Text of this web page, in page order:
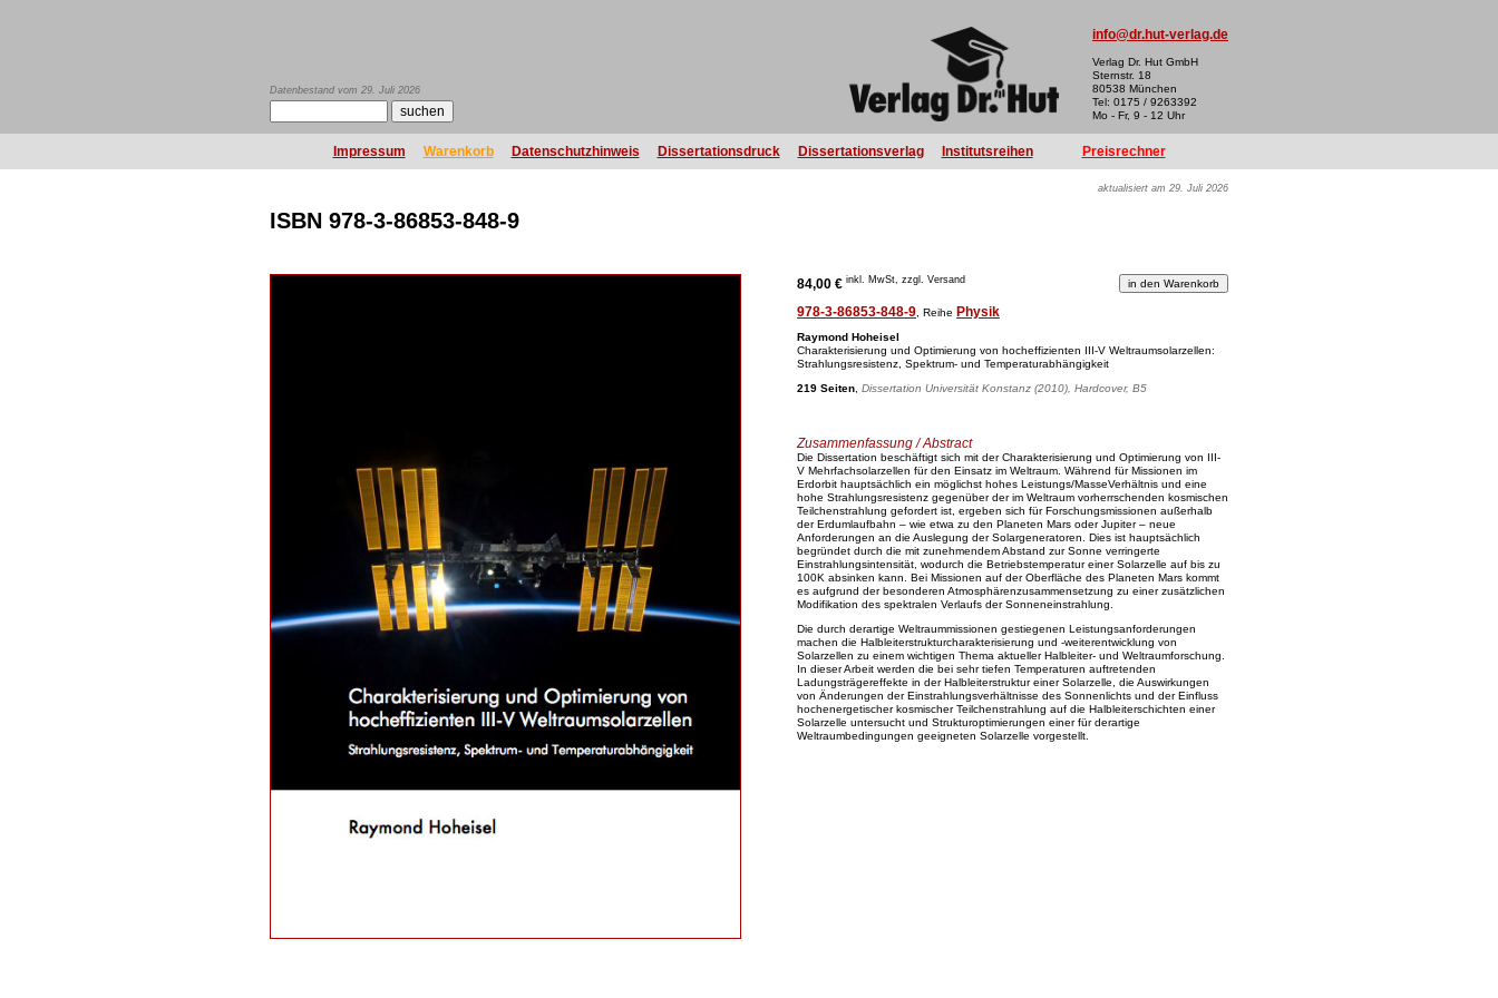
Datenbestand vom 29. Juli 2026
info@dr.hut-verlag.de
Verlag Dr. Hut GmbH
Sternstr. 18
80538 München
Tel: 0175 / 9263392
Mo - Fr, 9 - 12 Uhr
Impressum Warenkorb Datenschutzhinweis Dissertationsdruck Dissertationsverlag Institutsreihen Preisrechner
aktualisiert am 29. Juli 2026
ISBN 978-3-86853-848-9
84,00 € inkl. MwSt, zzgl. Versand
978-3-86853-848-9 , Reihe Physik
Raymond Hoheisel
Charakterisierung und Optimierung von hocheffizienten III-V Weltraumsolarzellen:
Strahlungsresistenz, Spektrum- und Temperaturabhängigkeit
219 Seiten Dissertation Universität Konstanz (2010), Hardcover, B5
Zusammenfassung / Abstract
Die Dissertation beschäftigt sich mit der Charakterisierung und Optimierung von III-
V Mehrfachsolarzellen für den Einsatz im Weltraum. Während für Missionen im
Erdorbit hauptsächlich ein möglichst hohes Leistungs/MasseVerhältnis und eine
hohe Strahlungsresistenz gegenüber der im Weltraum vorherrschenden kosmischen
Teilchenstrahlung gefordert ist, ergeben sich für Forschungsmissionen außerhalb
der Erdumlaufbahn – wie etwa zu den Planeten Mars oder Jupiter – neue
Anforderungen an die Auslegung der Solargeneratoren. Dies ist hauptsächlich
begründet durch die mit zunehmendem Abstand zur Sonne verringerte
Einstrahlungsintensität, wodurch die Betriebstemperatur einer Solarzelle auf bis zu
100K absinken kann. Bei Missionen auf der Oberfläche des Planeten Mars kommt
es aufgrund der besonderen Atmosphärenzusammensetzung zu einer zusätzlichen
Modifikation des spektralen Verlaufs der Sonneneinstrahlung.
Die durch derartige Weltraummissionen gestiegenen Leistungsanforderungen
machen die Halbleiterstrukturcharakterisierung und -weiterentwicklung von
Solarzellen zu einem wichtigen Thema aktueller Halbleiter- und Weltraumforschung.
In dieser Arbeit werden die bei sehr tiefen Temperaturen auftretenden
Ladungsträgereffekte in der Halbleiterstruktur einer Solarzelle, die Auswirkungen
von Änderungen der Einstrahlungsverhältnisse des Sonnenlichts und der Einfluss
hochenergetischer kosmischer Teilchenstrahlung auf die Halbleiterschichten einer
Solarzelle untersucht und Strukturoptimierungen einer für derartige
Weltraumbedingungen geeigneten Solarzelle vorgestellt.